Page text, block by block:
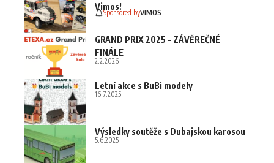
Vimos!
Sponsored byVIMOS
GRAND PRIX 2025 – ZÁVĚREČNÉ
FINÁLE
2.2.2026
Letní akce s BuBi modely
16.7.2025
Výsledky soutěže s Dubajskou karosou
5.6.2025